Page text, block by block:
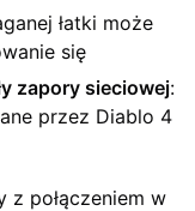
łatki może
się
zapory sieciowej:
przez Diablo 4
z połączeniem w